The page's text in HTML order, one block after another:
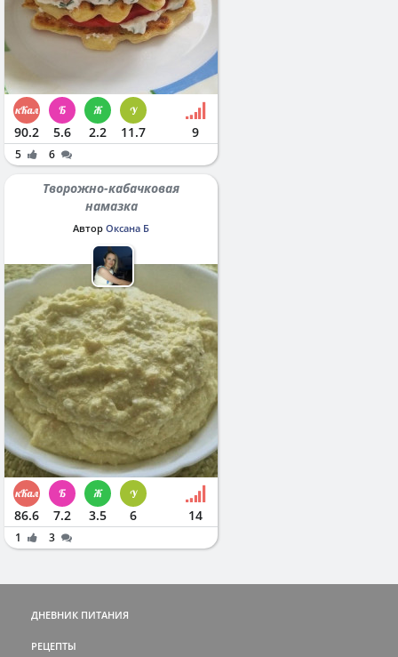
90.2 5.6 2.2 11.7 9
5 6
Творожно-кабачковая
намазка
Автор Оксана Б
86.6 7.2 3.5 6 14
1 3
ДНЕВНИК ПИТАНИЯ
РЕЦЕПТЫ